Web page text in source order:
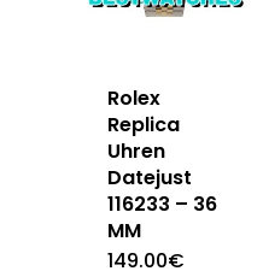
Rolex
Replica
Uhren
Datejust
116233 – 36
MM
149.00€